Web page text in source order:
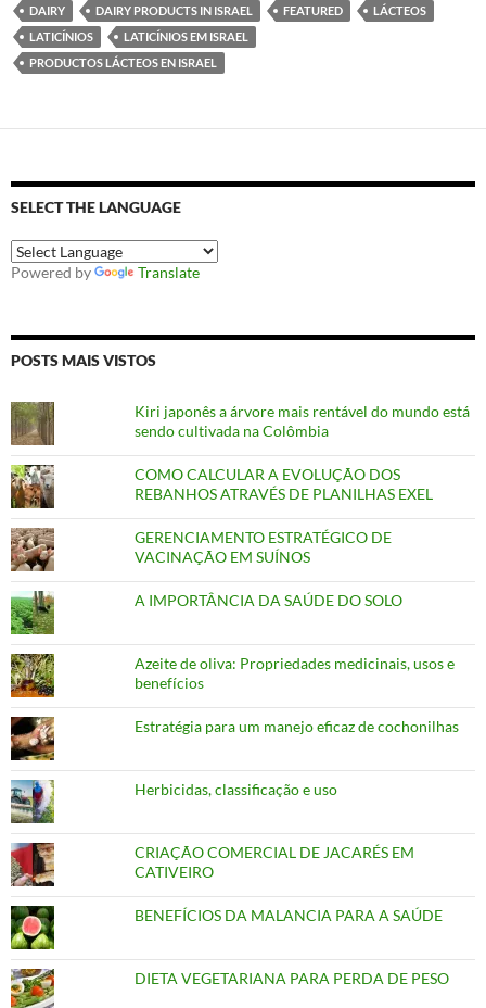
DAIRY DAIRY PRODUCTS IN ISRAEL FEATURED
LÁCTEOS
LATICÍNIOS
LATICÍNIOS EM ISRAEL
PRODUCTOS LÁCTEOS EN ISRAEL
SELECT THE LANGUAGE
Powered by Translate
POSTS MAIS VISTOS
Kiri japonês a árvore mais rentável do mundo está
sendo cultivada na Colômbia
COMO CALCULAR A EVOLUÇÃO DOS
REBANHOS ATRAVÉS DE PLANILHAS EXEL
GERENCIAMENTO ESTRATÉGICO DE
VACINAÇÃO EM SUÍNOS
A IMPORTÂNCIA DA SAÚDE DO SOLO
Azeite de oliva: Propriedades medicinais, usos e
benefícios
Estratégia para um manejo eficaz de cochonilhas
Herbicidas, classificação e uso
CRIAÇÃO COMERCIAL DE JACARÉS EM
CATIVEIRO
BENEFÍCIOS DA MALANCIA PARA A SAÚDE
DIETA VEGETARIANA PARA PERDA DE PESO